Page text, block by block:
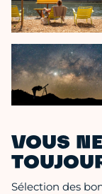
VOUS
Sélection des